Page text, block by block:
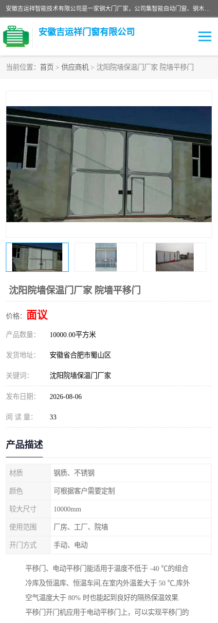
安徽吉运祥智能技术有限公司是一家钢大门厂家，公司集智能自动门窗、钢木门、特种门窗、工业门窗、图集门窗、定制门窗、非标门窗等通道产品的研发设计、制作、安装于一体的综合性、性高新技术企业。
安徽吉运祥门窗有限公司
当前位置： 首页 > 供应商机 > 沈阳院墙保温门厂家 院墙平移门
沈阳院墙保温门厂家 院墙平移门
价格： 面议
产品数量： 10000.00平方米
发货地址： 安徽省合肥市蜀山区
关键词： 沈阳院墙保温门厂家
发布日期： 2026-08-06
阅 读 量： 33
产品描述
材质 钢质、不锈钢
颜色 可根据客户需要定制
较大尺寸 10000mm
使用范围 厂房、工厂、院墙
开门方式 手动、电动
平移门、电动平移门能适用于温度不低于 -40 ℃的组合
冷库及恒温库、恒温车间,在室内外温差大于 50 ℃,库外
空气温度大于 80% 时也能起到良好的隔热保温效果.
平移门开门机应用于电动平移门上，可以实现平移门的
防撞自由门 变压器室门窗
工业电动折叠门 钢木门
安全逃生门 工业平移门
工业平开门 监狱门及监狱设备
变压器室配电房门 钢大门厂家